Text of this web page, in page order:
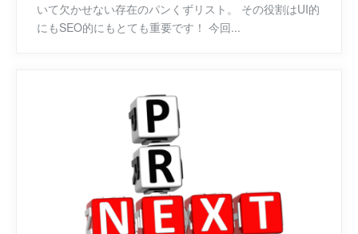
いて欠かせない存在のパンくずリスト。 その役割はUI的
にもSEO的にもとても重要です！ 今回...